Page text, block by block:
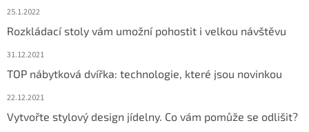
25.1.2022
Rozkládací stoly vám umožní pohostit i velkou návštěvu
31.12.2021
TOP nábytková dvířka: technologie, které jsou novinkou
22.12.2021
Vytvořte stylový design jídelny. Co vám pomůže se odlišit?